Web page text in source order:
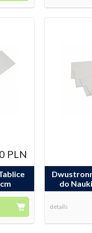
PLN
do
details